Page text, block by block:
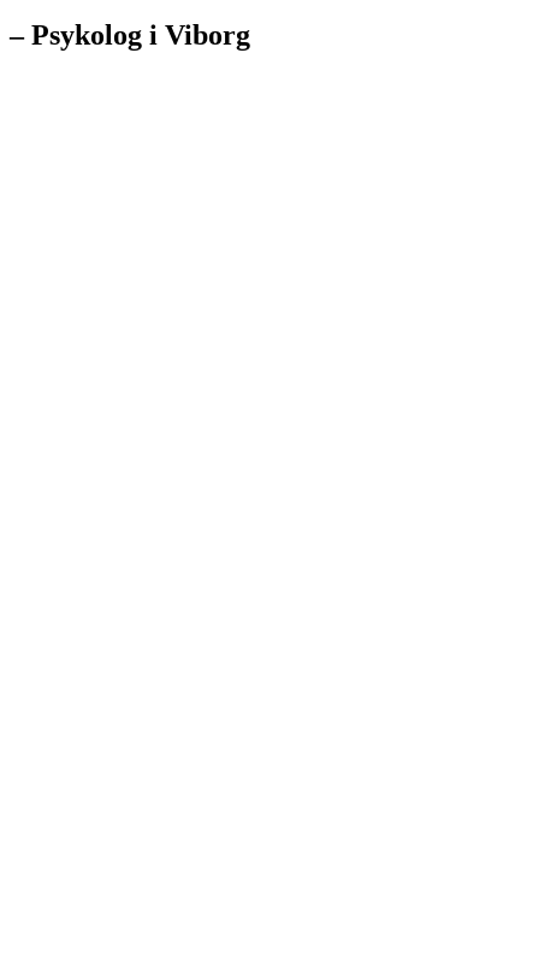
– Psykolog i Viborg